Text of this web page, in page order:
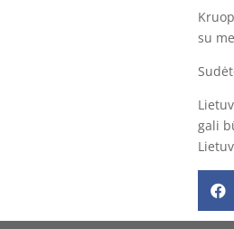
su
gali
